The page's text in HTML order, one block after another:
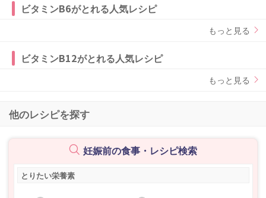
ビタミンB6がとれる人気レシピ
もっと見る
ビタミンB12がとれる人気レシピ
もっと見る
他のレシピを探す
妊娠前の食事・レシピ検索
とりたい栄養素